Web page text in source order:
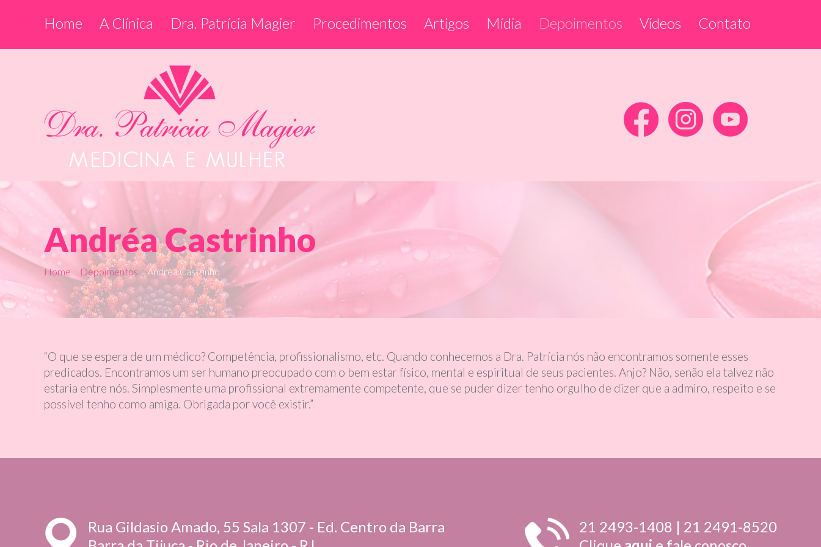
Home A Clínica Dra. Patrícia Magier Procedimentos Artigos Mídia Depoimentos Vídeos Contato
Andréa Castrinho
Home Depoimentos Andréa Castrinho
“O que se espera de um médico? Competência, profissionalismo, etc. Quando conhecemos a Dra. Patrícia nós não encontramos somente esses
predicados. Encontramos um ser humano preocupado com o bem estar físico, mental e espiritual de seus pacientes. Anjo? Não, senão ela talvez não
estaria entre nós. Simplesmente uma profissional extremamente competente, que se puder dizer tenho orgulho de dizer que a admiro, respeito e se
possível tenho como amiga. Obrigada por você existir.”
Rua Gildasio Amado, 55 Sala 1307 - Ed. Centro da Barra
21 2493-1408 | 21 2491-8520